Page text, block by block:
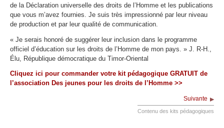
de la Déclaration universelle des droits de l’Homme et les publications
que vous m’avez fournies. Je suis très impressionné par leur niveau
de production et par leur qualité de communication.
« Je serais honoré de suggérer leur inclusion dans le programme
officiel d’éducation sur les droits de l’Homme de mon pays. » J. R-H.,
Élu, République démocratique du Timor-Oriental
Cliquez ici pour commander votre kit pédagogique GRATUIT de
l’association Des jeunes pour les droits de l’Homme >>
Suivante
Contenu des kits pédagogiques